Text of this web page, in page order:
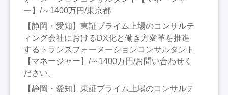
ー】/～1400万円/東京都
【静岡・愛知】東証プライム上場のコンサルテ
ィング会社におけるDX化と働き方変革を推進
するトランスフォーメーションコンサルタント
【マネージャー】/～1400万円/お問い合わせく
ださい。
【静岡・愛知】東証プライム上場のコンサルテ